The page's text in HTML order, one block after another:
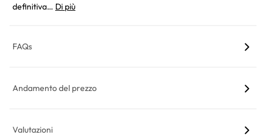
definitiva… Di più
FAQs
Andamento del prezzo
Valutazioni